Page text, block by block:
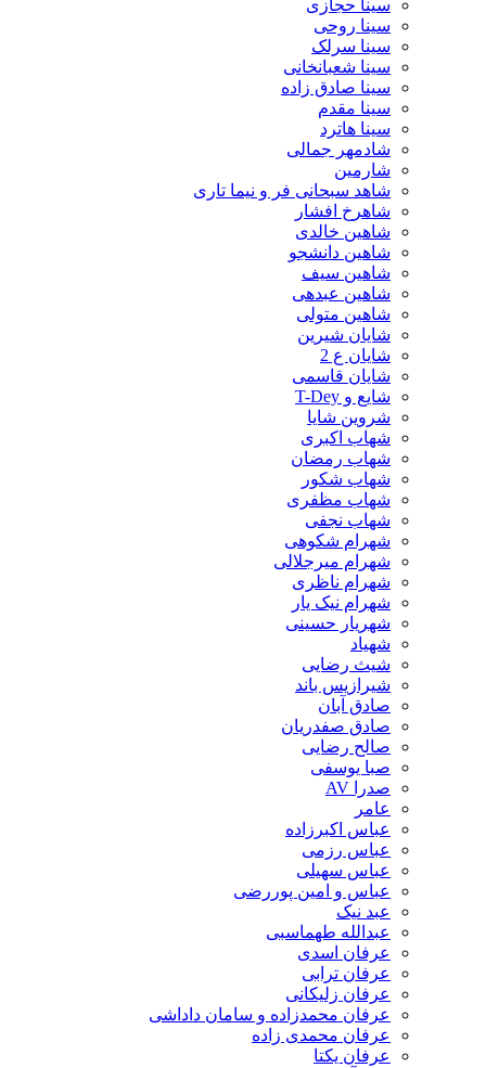
سینا حجازی
سینا روحی
سینا سرلک
سینا شعبانخانی
سینا صادق زاده
سینا مقدم
سینا هاترد
شادمهر جمالی
شارمین
شاهد سبحانی فر و نیما تاری
شاهرخ افشار
شاهین خالدی
شاهین دانشجو
شاهین سیف
شاهین عبدهی
شاهین متولی
شایان شیرین
شایان ع 2
شایان قاسمی
شایع و T-Dey
شروین شایا
شهاب اکبری
شهاب رمضان
شهاب شکور
شهاب مظفری
شهاب نجفی
شهرام شکوهی
شهرام میرجلالی
شهرام ناظری
شهرام نیک یار
شهریار حسینی
شهیاد
شیث رضایی
شیرازیس باند
صادق آبان
صادق صفدریان
صالح رضایی
صبا یوسفی
صدرا AV
عامر
عباس اکبرزاده
عباس رزمی
عباس سهیلی
عباس و امین پوررضی
عبد نیک
عبدالله طهماسبی‎
عرفان اسدی
عرفان ترابی
عرفان زلیکانی
عرفان محمدزاده و سامان داداشی
عرفان محمدی زاده
عرفان یکتا